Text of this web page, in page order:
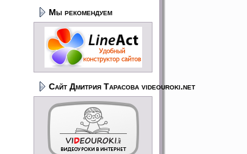
Мы рекомендуем
Сайт Дмитрия Тарасова videouroki.net